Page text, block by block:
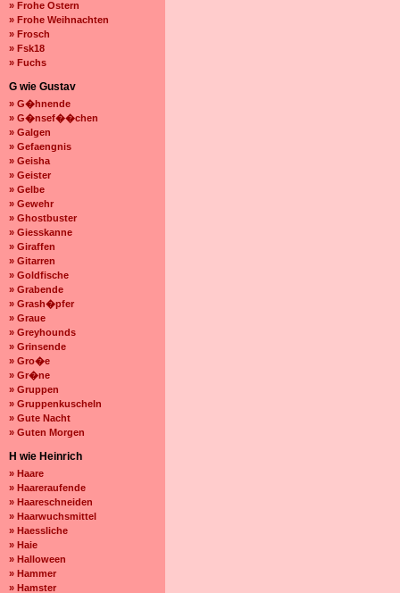
» Frohe Ostern
» Frohe Weihnachten
» Frosch
» Fsk18
» Fuchs
G wie Gustav
» G�hnende
» G�nsef��chen
» Galgen
» Gefaengnis
» Geisha
» Geister
» Gelbe
» Gewehr
» Ghostbuster
» Giesskanne
» Giraffen
» Gitarren
» Goldfische
» Grabende
» Grash�pfer
» Graue
» Greyhounds
» Grinsende
» Gro�e
» Gr�ne
» Gruppen
» Gruppenkuscheln
» Gute Nacht
» Guten Morgen
H wie Heinrich
» Haare
» Haareraufende
» Haareschneiden
» Haarwuchsmittel
» Haessliche
» Haie
» Halloween
» Hammer
» Hamster